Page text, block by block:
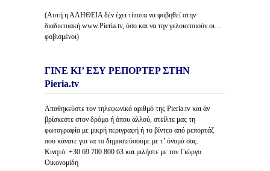
(Αυτή η ΑΛΗΘΕΙΑ δέν έχει τίποτα να φοβηθεί στην
διαδικτυακή www.Pieria.tv, όσο και να την γελοιοποιούν οι…
φοβισμένοι)
ΓΙΝΕ ΚΙ’ ΕΣΥ ΡΕΠΟΡΤΕΡ ΣΤΗΝ
Pieria.tv
Αποθηκεύστε τον τηλεφωνικό αριθμό της Pieria.tv και άν
βρίσκεστε στον δρόμο ή όπου αλλού, στείλτε μας τη
φωτογραφία με μικρή περιγραφή ή το βίντεο από ρεπορτάζ
που κάνατε για να το δημοσιεύσουμε με τ’ όνομά σας.
Κινητό: +30 69 700 800 63 και μιλήστε με τον Γιώργο
Οικονομίδη